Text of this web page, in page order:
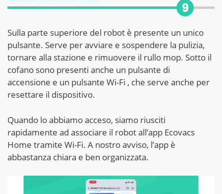
9
Sulla parte superiore del robot è presente un unico
pulsante. Serve per avviare e sospendere la pulizia,
tornare alla stazione e rimuovere il rullo mop. Sotto il
cofano sono presenti anche un pulsante di
accensione e un pulsante Wi-Fi , che serve anche per
resettare il dispositivo.
Quando lo abbiamo acceso, siamo riusciti
rapidamente ad associare il robot all’app Ecovacs
Home tramite Wi-Fi. A nostro avviso, l’app è
abbastanza chiara e ben organizzata.